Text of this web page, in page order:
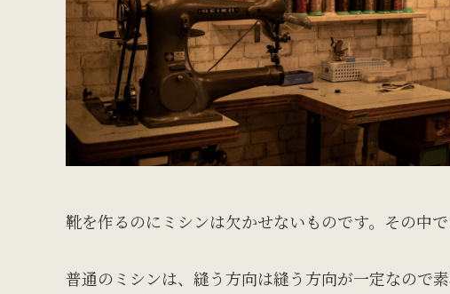
靴を作るのにミシンは欠かせないものです。その中
普通のミシンは、縫う方向は縫う方向が一定なので